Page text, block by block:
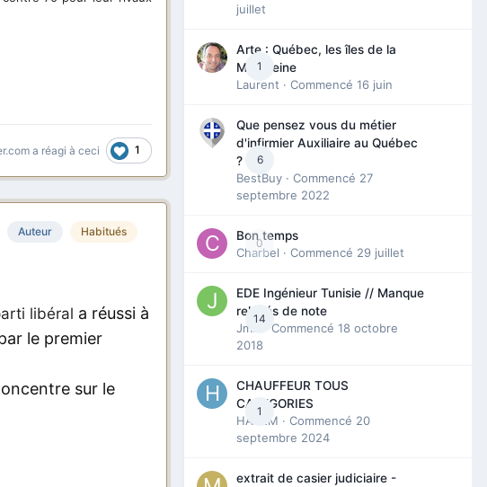
a réagi à ceci 1
Auteur Habitués
libéral a réussi à
le premier
sur le
juillet
1
Arte : Québec, les îles de la
Madeleine
Laurent · Commencé 16 juin
6
Que pensez vous du métier
d'infirmier Auxiliaire au Québec
?
BestBuy · Commencé 27
septembre 2022
0
Bon temps
Charbel · Commencé 29 juillet
14
EDE Ingénieur Tunisie // Manque
relevés de note
Jmili
· Commencé 18 octobre
2018
1
CHAUFFEUR TOUS
CATEGORIES
HAZEM · Commencé 20
septembre 2024
extrait de casier judiciaire -